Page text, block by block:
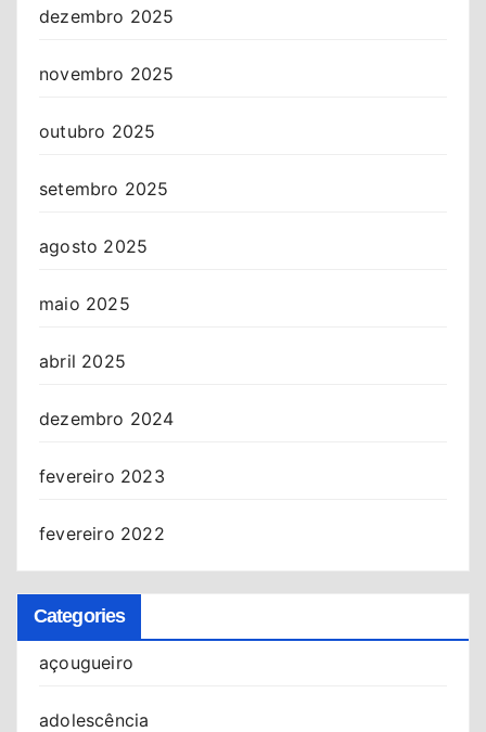
dezembro 2025
novembro 2025
outubro 2025
setembro 2025
agosto 2025
maio 2025
abril 2025
dezembro 2024
fevereiro 2023
fevereiro 2022
Categories
açougueiro
adolescência